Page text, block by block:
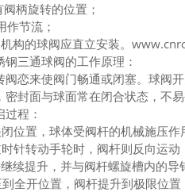
柄旋转的位置；
作节流；
构的球阀应直立安装。
三通球阀的工作原理：
阀恋来使阀门畅通或闭塞。球阀
密封面与球面常在闭合状态，不
程：
位置，球体受阀杆的机械施压作
针转动手轮时，阀杆则反向运
续提升，并与阀杆螺旋槽内的
全开位置，阀杆提升到极限位置